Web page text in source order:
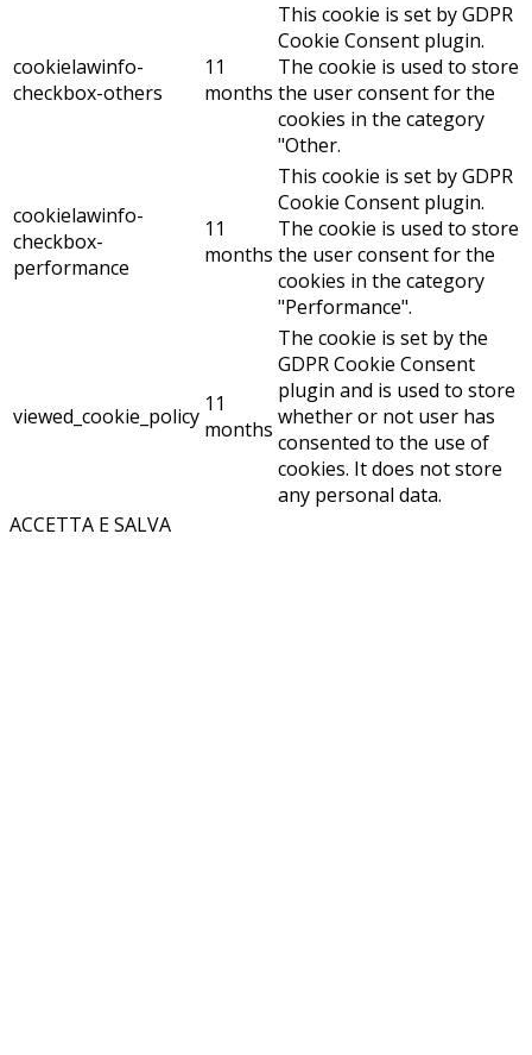
cookielawinfo-
checkbox-others
11
months
This cookie is set by GDPR
Cookie Consent plugin.
The cookie is used to store
the user consent for the
cookies in the category
"Other.
cookielawinfo-
checkbox-
performance
11
months
This cookie is set by GDPR
Cookie Consent plugin.
The cookie is used to store
the user consent for the
cookies in the category
"Performance".
viewed_cookie_policy 11
months
The cookie is set by the
GDPR Cookie Consent
plugin and is used to store
whether or not user has
consented to the use of
cookies. It does not store
any personal data.
ACCETTA E SALVA